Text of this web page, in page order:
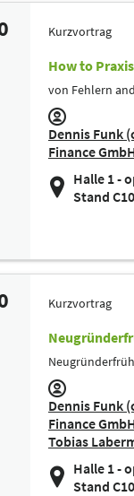
Kurzvortrag
How to
von Fehlern
Dennis Funk
Finance
Halle 1 -
Stand C10
Kurzvortrag
Dennis Funk
Finance
Tobias
Halle 1 -
Stand C10